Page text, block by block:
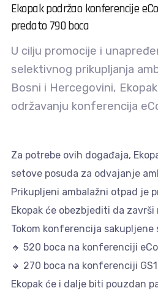
Ekopak podržao konferencije
predato 790 boca
U cilju promocije i
selektivnog prikupljanja
Bosni i Hercegovini,
održavanju konferencija
Za potrebe ovih događaja,
setove posuda za odvajanje
Prikupljeni ambalažni otpad je
Ekopak će obezbjediti da završi
Tokom konferencija sakupljene
🔸 520 boca na konferenciji
🔸 270 boca na konferenciji GS1
Ekopak će i dalje biti pouzdan